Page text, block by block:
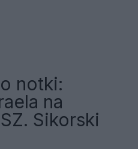
notki:
na
Sikorski